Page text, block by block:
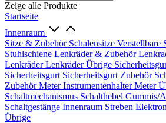
Zeige alle Produkte
Startseite
Innenraum
Sitze & Zubehör Schalensitze Verstellbare
Stuhlschiene Lenkräder & Zubehör
LenkräderLenkräder Übrige
Sicherheitsgurt Sicherheitsgurt Zubehör
ZubehörMeterInstrumentenhalterMeter
Schaltmechanismus Schalthebel Gummis/
Schaltgestänge Innenraum Streben
Übrige